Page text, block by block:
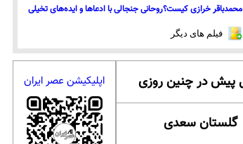
محمدباقر خرازی کیست؟روحانی جنجالی با ادعاها و ایده‌های تخیلی
فیلم های دیگر
گلستان سعدی
اپلیکیشن عصر ایران